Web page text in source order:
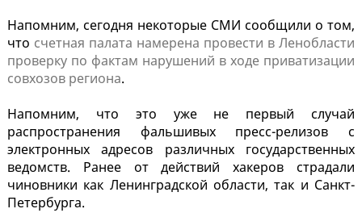
Напомним, сегодня некоторые СМИ сообщили о том,
что счетная палата намерена провести в Ленобласти
проверку по фактам нарушений в ходе приватизации
совхозов региона.
Напомним, что это уже не первый случай
распространения фальшивых пресс-релизов с
электронных адресов различных государственных
ведомств. Ранее от действий хакеров страдали
чиновники как Ленинградской области, так и Санкт-
Петербурга.